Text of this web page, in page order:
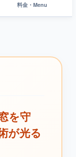
料金・Menu
を守
が光る